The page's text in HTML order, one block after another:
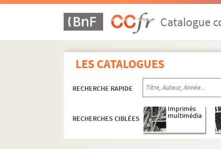
Catalogue
LES CATALOGUES
RECHERCHE RAPIDE
RECHERCHES CIBLÉES
Imprimés
multimédia